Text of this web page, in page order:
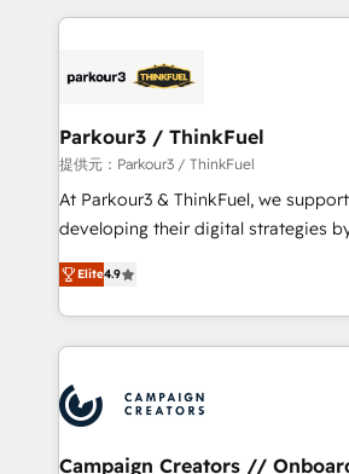
businesses worldwide. As Elite HubSpot Partners, we
strategies that integrate data-driven
companies scale faster and smarter. 🔹 BOOMS:
Demand generation for all your buyers With
you invest in 100% of your buyers,
growth and positioning yourself as
transformation process A
implement HubSpot effectively and
record of business transformation,
approach has helped brands
Parkour3 / ThinkFuel
提供元：Parkour3 / ThinkFuel
At Parkour3 & ThinkFuel, we
developing their digital strategies
technologies and automating their
sales processes to generate growth.
from Strategy to Operations. We
onboarding and implementation,
extensive experience working with
and manufacturers since 2002, we
empowering our clients and
Elite4.9
Campaign Creators //